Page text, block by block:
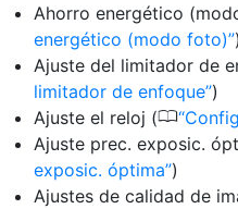
Ahorro energético
energético (modo foto) )
Ajuste del limitador de
limitador de enfoque )
Ajuste el reloj (0
Ajuste prec. exposic.
exposic. óptima )
Ajustes de calidad de